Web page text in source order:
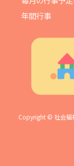
年間行事
Copyright © 社会福